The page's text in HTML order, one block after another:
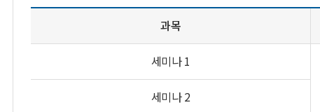
과목
세미나 1
세미나 2